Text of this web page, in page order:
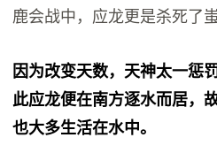
鹿会战中，应龙更是杀死了
因为改变天数，天神太一惩
此应龙便在南方逐水而居，
也大多生活在水中。